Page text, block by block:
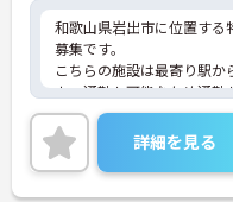
和歌山県岩出市に位置する
募集です。
こちらの施設は最寄り駅か
カー通勤も可能なため通勤
年間休日は110日以上あり
確保しやすいです。
ご興味のある方は、ご面接
すので、お気軽にお問い合
詳細を見る